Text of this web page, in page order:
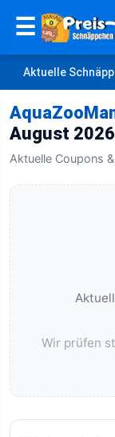
☰
Aktuelle
August 2026
Aktuelle Coupons
Wir prüfen